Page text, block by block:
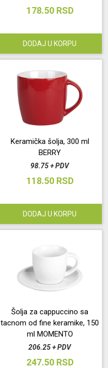
178.50 RSD
DODAJ U KORPU
Keramička šolja, 300 ml
BERRY
98.75 + PDV
118.50 RSD
DODAJ U KORPU
Šolja za cappuccino sa
tacnom od fine keramike, 150
ml MOMENTO
206.25 + PDV
247.50 RSD